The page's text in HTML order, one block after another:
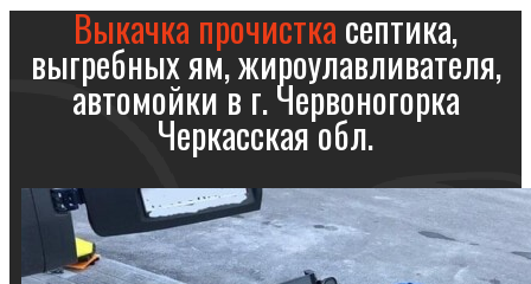
Выкачка прочисткасептика,
выгребных ям, жироулавливателя,
автомойки в г. Червоногорка
Черкасская обл.